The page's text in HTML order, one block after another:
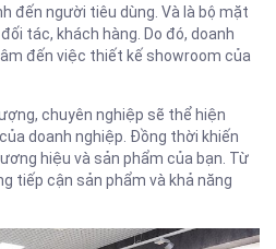
đến người tiêu dùng. Và là bộ mặt
tác, khách hàng. Do đó, doanh
đến việc thiết kế showroom của
chuyên nghiệp sẽ thể hiện
doanh nghiệp. Đồng thời khiến
hiệu và sản phẩm của bạn. Từ
tiếp cận sản phẩm và khả năng